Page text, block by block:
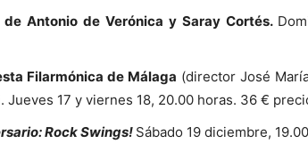
de Antonio de Verónica y Saray Cortés.
Filarmónica de Málaga (director José
17 y viernes 18, 20.00 horas. 36 €
Rock Swings! Sábado 19 diciembre,